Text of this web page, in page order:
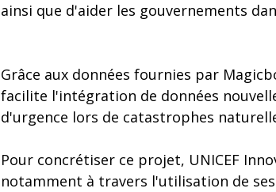
ainsi que d'aider les gouvernements
Grâce aux données fournies par
facilite l'intégration de données
d'urgence lors de catastrophes
Pour concrétiser ce projet, UNICEF
notamment à travers l'utilisation de